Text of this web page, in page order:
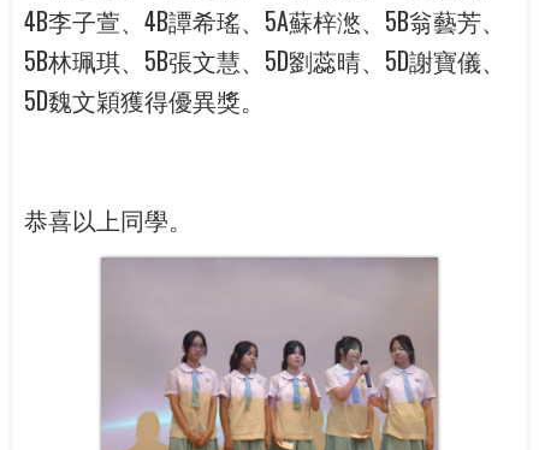
4B李子萱、4B譚希瑤、5A蘇梓滺、5B翁藝芳、
5B林珮琪、5B張文慧、5D劉蕊晴、5D謝寶儀、
5D魏文穎獲得優異獎。
恭喜以上同學。